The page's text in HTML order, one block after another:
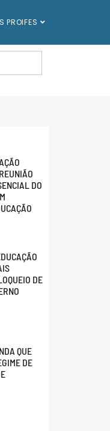
PROIFES
DO
DE
QUE
DE